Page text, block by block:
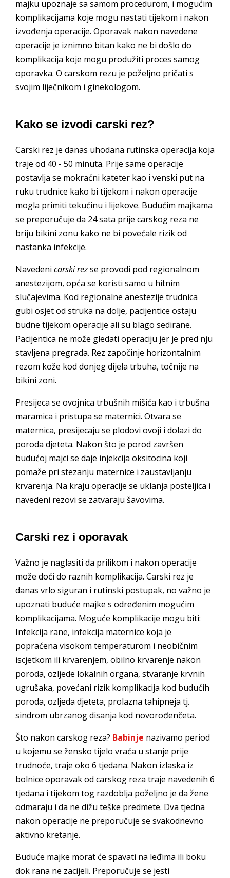
majku upoznaje sa samom procedurom, i mogućim
komplikacijama koje mogu nastati tijekom i nakon
izvođenja operacije. Oporavak nakon navedene
operacije je iznimno bitan kako ne bi došlo do
komplikacija koje mogu produžiti proces samog
oporavka. O carskom rezu je poželjno pričati s
svojim liječnikom i ginekologom.
Kako se izvodi carski rez?
Carski rez je danas uhodana rutinska operacija koja
traje od 40 - 50 minuta. Prije same operacije
postavlja se mokraćni kateter kao i venski put na
ruku trudnice kako bi tijekom i nakon operacije
mogla primiti tekućinu i lijekove. Budućim majkama
se preporučuje da 24 sata prije carskog reza ne
briju bikini zonu kako ne bi povećale rizik od
nastanka infekcije.
Navedeni carski rezse provodi pod regionalnom
anestezijom, opća se koristi samo u hitnim
slučajevima. Kod regionalne anestezije trudnica
gubi osjet od struka na dolje, pacijentice ostaju
budne tijekom operacije ali su blago sedirane.
Pacijentica ne može gledati operaciju jer je pred nju
stavljena pregrada. Rez započinje horizontalnim
rezom kože kod donjeg dijela trbuha, točnije na
bikini zoni.
Presijeca se ovojnica trbušnih mišića kao i trbušna
maramica i pristupa se maternici. Otvara se
maternica, presijecaju se plodovi ovoji i dolazi do
poroda djeteta. Nakon što je porod završen
budućoj majci se daje injekcija oksitocina koji
pomaže pri stezanju maternice i zaustavljanju
krvarenja. Na kraju operacije se uklanja posteljica i
navedeni rezovi se zatvaraju šavovima.
Carski rez i oporavak
Važno je naglasiti da prilikom i nakon operacije
može doći do raznih komplikacija. Carski rez je
danas vrlo siguran i rutinski postupak, no važno je
upoznati buduće majke s određenim mogućim
komplikacijama. Moguće komplikacije mogu biti:
Infekcija rane, infekcija maternice koja je
popraćena visokom temperaturom i neobičnim
iscjetkom ili krvarenjem, obilno krvarenje nakon
poroda, ozljede lokalnih organa, stvaranje krvnih
ugrušaka, povećani rizik komplikacija kod budućih
poroda, ozljeda djeteta, prolazna tahipneja tj.
sindrom ubrzanog disanja kod novorođenčeta.
Što nakon carskog reza? Babinje nazivamo period
u kojemu se žensko tijelo vraća u stanje prije
trudnoće, traje oko 6 tjedana. Nakon izlaska iz
bolnice oporavak od carskog reza traje navedenih 6
tjedana i tijekom tog razdoblja poželjno je da žene
odmaraju i da ne dižu teške predmete. Dva tjedna
nakon operacije ne preporučuje se svakodnevno
aktivno kretanje.
Buduće majke morat će spavati na leđima ili boku
dok rana ne zacijeli. Preporučuje se jesti